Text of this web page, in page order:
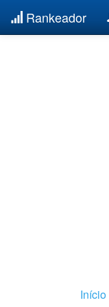
Rankeador
Início